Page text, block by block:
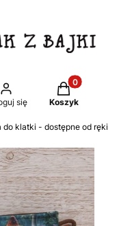
się
Produkty w
Koszyk
do klatki - dostępne od ręki